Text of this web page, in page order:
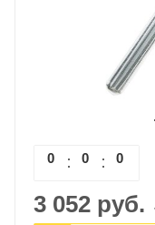
0 0 0
3 052 руб.